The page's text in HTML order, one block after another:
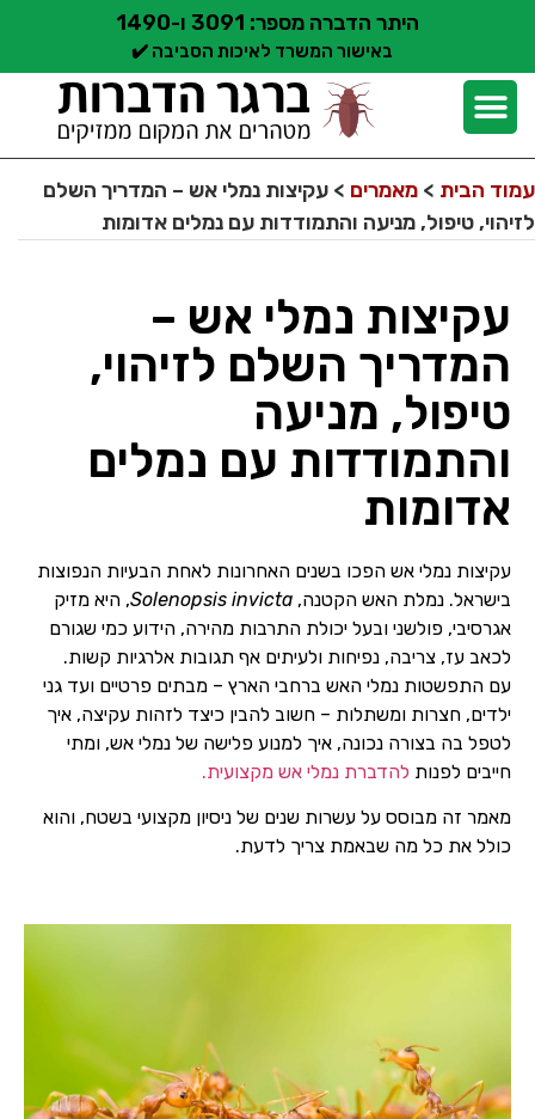
היתר הדברה מספר: 3091 ו-1490
באישור המשרד לאיכות הסביבה ✔️
עמוד הבית > מאמרים > עקיצות נמלי אש – המדריך השלם
לזיהוי, טיפול, מניעה והתמודדות עם נמלים אדומות
עקיצות נמלי אש –
המדריך השלם לזיהוי,
טיפול, מניעה
והתמודדות עם נמלים
אדומות
עקיצות נמלי אש הפכו בשנים האחרונות לאחת הבעיות הנפוצות
בישראל. נמלת האש הקטנה, Solenopsis invicta, היא מזיק
אגרסיבי, פולשני ובעל יכולת התרבות מהירה, הידוע כמי שגורם
לכאב עז, צריבה, נפיחות ולעיתים אף תגובות אלרגיות קשות.
עם התפשטות נמלי האש ברחבי הארץ – מבתים פרטיים ועד גני
ילדים, חצרות ומשתלות – חשוב להבין כיצד לזהות עקיצה, איך
לטפל בה בצורה נכונה, איך למנוע פלישה של נמלי אש, ומתי
חייבים לפנות להדברת נמלי אש מקצועית.
מאמר זה מבוסס על עשרות שנים של ניסיון מקצועי בשטח, והוא
כולל את כל מה שבאמת צריך לדעת.